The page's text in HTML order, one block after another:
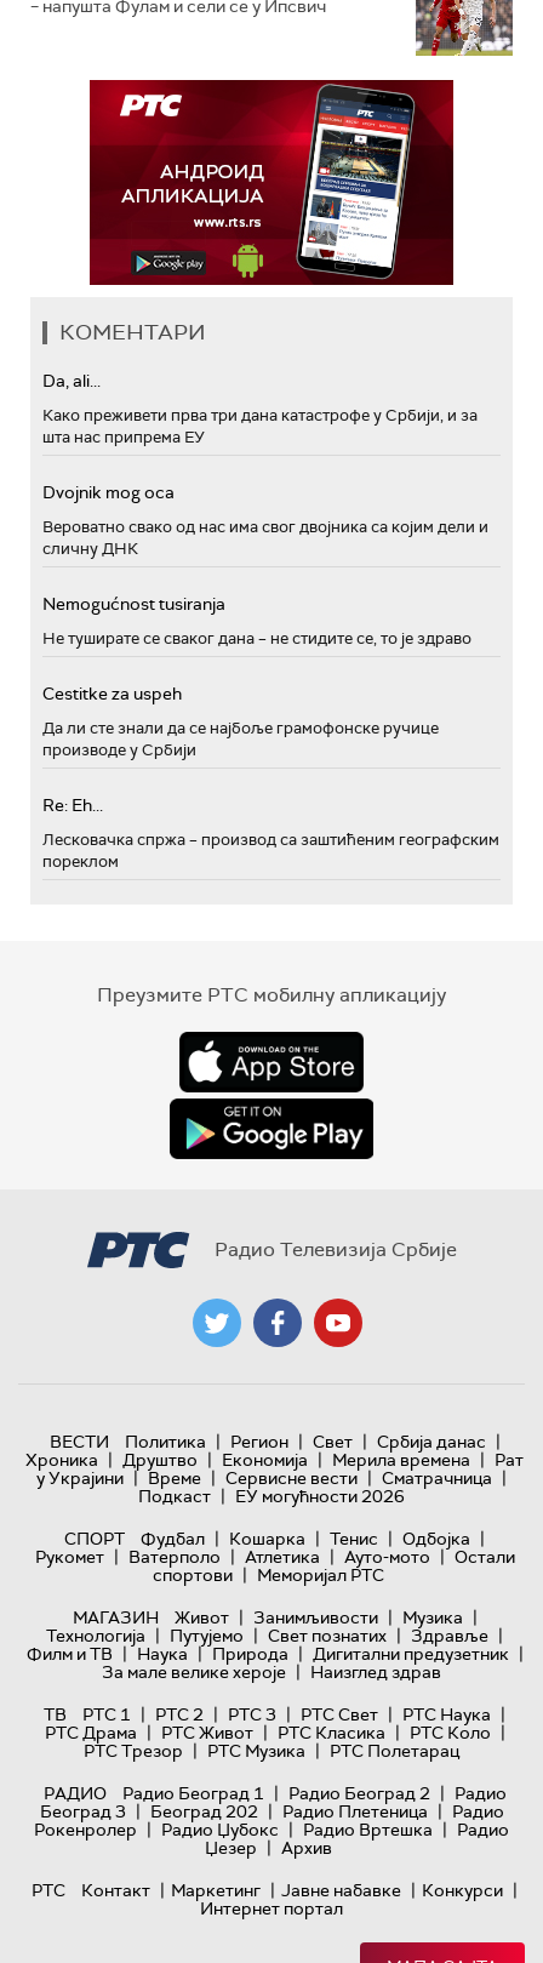
– напушта Фулам и сели се у Ипсвич
КОМЕНТАРИ
Da, ali...
Како преживети прва три дана катастрофе у Србији, и за
шта нас припрема ЕУ
Dvojnik mog oca
Вероватно свако од нас има свог двојника са којим дели и
сличну ДНК
Nemogućnost tusiranja
Не туширате се сваког дана – не стидите се, то је здраво
Cestitke za uspeh
Да ли сте знали да се најбоље грамофонске ручице
производе у Србији
Re: Eh...
Лесковачка спржа – производ са заштићеним географским
пореклом
Преузмите РТС мобилну апликацију
Радио Телевизија Србије
ВЕСТИ Политика | Регион | Свет | Србија данас |
Хроника | Друштво | Економија | Мерила времена | Рат
у Украјини | Време | Сервисне вести | Сматрачница |
Подкаст | ЕУ могућности 2026
СПОРТ
Фудбал | Кошарка | Тенис | Одбојка |
Рукомет | Ватерполо | Атлетика | Ауто-мото | Остали
спортови | Меморијал РТС
МАГАЗИН
Живот | Занимљивости | Музика |
Технологијa | Путујемо | Свет познатих | Здравље |
Филм и ТВ | Наука | Природа | Дигитални предузетник |
За мале велике хероје | Наизглед здрав
ТВ
РТС 1 | РТС 2 | РТС 3 | РТС Свет | РТС Наука |
РТС Драма | РТС Живот | РТС Класика | РТС Коло |
РТС Трезор | РТС Музика | РТС Полетарац
РАДИО
Радио Београд 1 | Радио Београд 2 | Радио
Београд 3 | Београд 202 | Радио Плетеница | Радио
Рокенролер | Радио Џубокс | Радио Вртешка | Радио
Џезер | Архив
РТС
Контакт | Маркетинг | Јавне набавке | Конкурси |
Интернет портал